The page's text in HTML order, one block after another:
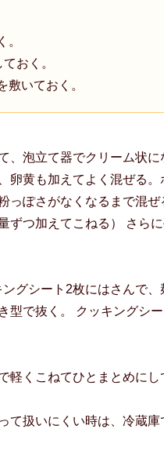
。
おく。
敷いておく。
、泡立て器でクリーム状に
卵黄も加えてよく混ぜる。
っぽさがなくなるまで混ぜ
ずつ加えてこねる） さら
グシート2枚にはさんで、
型で抜く。 クッキングシ
軽くこねてひとまとめにし
て扱いにくい時は、冷蔵庫